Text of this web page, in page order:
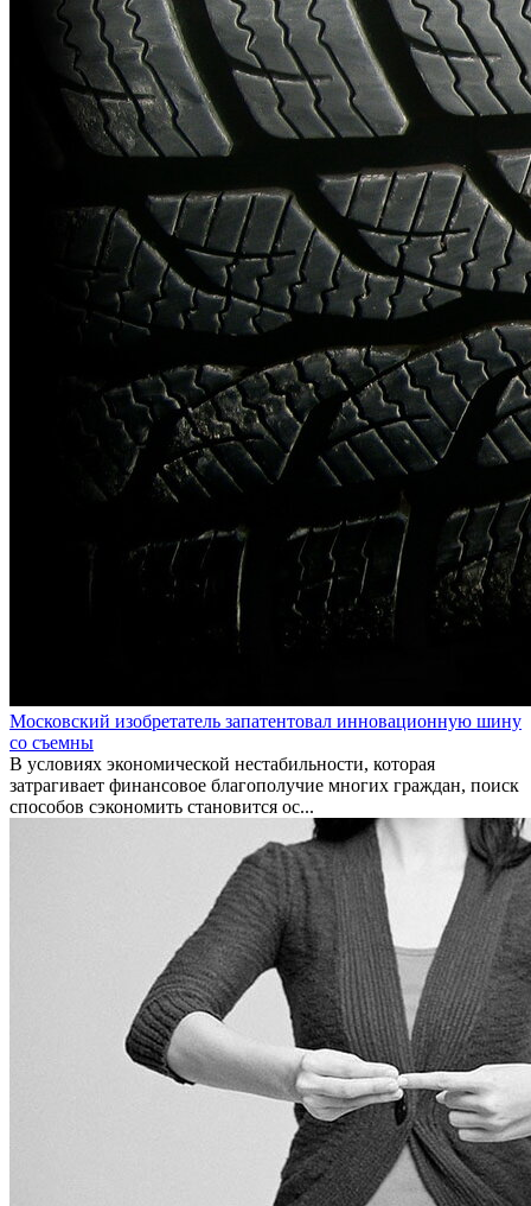
Московский изобретатель запатентовал инновационную шину
со съемны
В условиях экономической нестабильности, которая
затрагивает финансовое благополучие многих граждан, поиск
способов сэкономить становится ос...